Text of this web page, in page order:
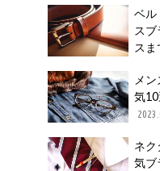
ベル
ス
スま
メ
気10
ネク
気ブ